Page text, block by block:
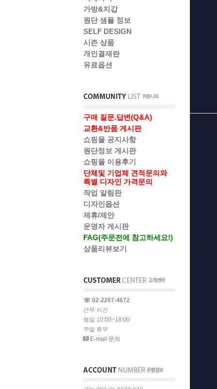
가방&지갑
원단 샘플 정보
SELF DESIGN
시즌 상품
개인결재란
유료옵션
구매 질문.답변(Q&A)
교환&반품 게시판
쇼핑몰 공지사항
원단정보 게시판
쇼핑몰 이용후기
단체및 기업체 견적문의와
특별 디자인 가격문의
작업 알림판
디자인옵션
제휴/제안
운영자 게시판
FAG(주문전에 참고하세요!)
상품리뷰보기
☏ 02-2267-4672
근무 시간
평일 10:00~18:00
주말 휴무
E-mail 문의